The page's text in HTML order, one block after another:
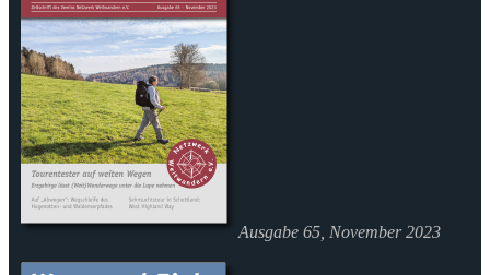
Ausgabe 65, November 2023